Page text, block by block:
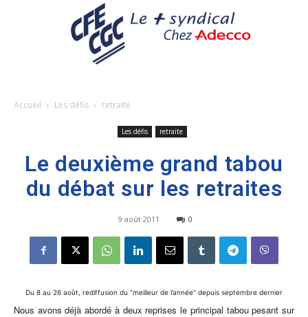
Accueil Les défis retraite
Les défis retraite
Le deuxième grand tabou
du débat sur les retraites
9 août 2011 0
Du 8 au 26 août, rediffusion du “meilleur de l’année” depuis septembre dernier
Nous avons déjà abordé à deux reprises le principal tabou pesant sur